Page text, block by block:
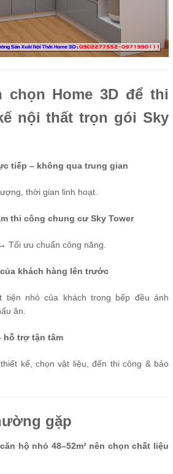
chọn Home 3D để thi
nội thất trọn gói Sky
tiếp – không qua trung gian
thời gian linh hoạt.
thi công chung cư Sky Tower
Tối ưu chuẩn công năng.
khách hàng lên trước
tiện nhỏ của khách trong bếp đều ảnh
ăn.
hỗ trợ tận tâm
kế, chọn vật liệu, đến thi công & bảo
gặp
hộ nhỏ 48–52m² nên chọn chất liệu